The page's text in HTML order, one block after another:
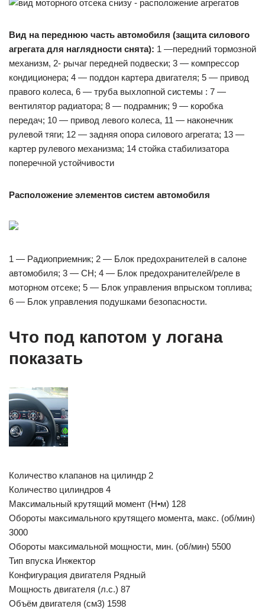
Вид на переднюю часть автомобиля (защита силового
агрегата для наглядности снята): 1 —передний тормозной
механизм, 2- рычаг передней подвески; 3 — компрессор
кондиционера; 4 — поддон картера двигателя; 5 — привод
правого колеса, 6 — труба выхлопной системы : 7 —
вентилятор радиатора; 8 — подрамник; 9 — коробка
передач; 10 — привод левого колеса, 11 — наконечник
рулевой тяги; 12 — задняя опора силового агрегата; 13 —
картер рулевого механизма; 14 стойка стабилизатора
поперечной устойчивости
Расположение элементов систем автомобиля
1 — Радиоприемник; 2 — Блок предохранителей в салоне
автомобиля; 3 — CH; 4 — Блок предохранителей/реле в
моторном отсеке; 5 — Блок управления впрыском топлива;
6 — Блок управления подушками безопасности.
Что под капотом у логана
показать
Количество клапанов на цилиндр 2
Количество цилиндров 4
Максимальный крутящий момент (Н•м) 128
Обороты максимального крутящего момента, макс. (об/мин)
3000
Обороты максимальной мощности, мин. (об/мин) 5500
Тип впуска Инжектор
Конфигурация двигателя Рядный
Мощность двигателя (л.с.) 87
Объём двигателя (см3) 1598